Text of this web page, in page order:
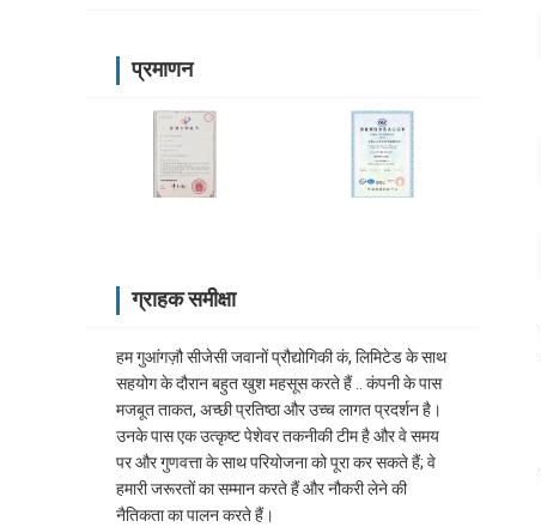
प्रमाणन
ग्राहक समीक्षा
हम गुआंगज़ौ सीजेसी जवानों प्रौद्योगिकी कं, लिमिटेड के साथ
सहयोग के दौरान बहुत खुश महसूस करते हैं .. कंपनी के पास
मजबूत ताकत, अच्छी प्रतिष्ठा और उच्च लागत प्रदर्शन है।
उनके पास एक उत्कृष्ट पेशेवर तकनीकी टीम है और वे समय
पर और गुणवत्ता के साथ परियोजना को पूरा कर सकते हैं; वे
हमारी जरूरतों का सम्मान करते हैं और नौकरी लेने की
नैतिकता का पालन करते हैं।